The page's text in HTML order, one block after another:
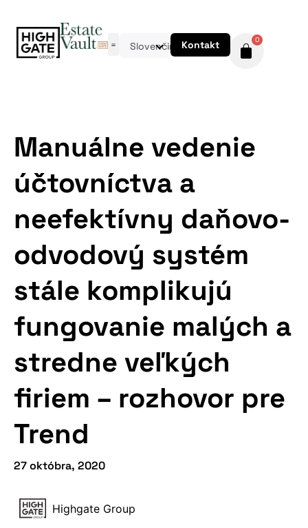
Slovenčina Kontakt 0
Manuálne vedenie
účtovníctva a
neefektívny daňovo-
odvodový systém
stále komplikujú
fungovanie malých a
stredne veľkých
firiem – rozhovor pre
Trend
27 októbra, 2020
Highgate Group